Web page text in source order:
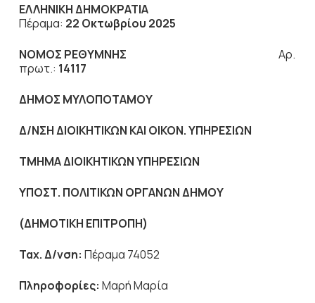
ΕΛΛΗΝΙΚΗ ΔΗΜΟΚΡΑΤΙΑ
Πέραμα: 22 Οκτωβρίου 2025
ΝΟΜΟΣ ΡΕΘΥΜΝΗΣ Αρ.
πρωτ.: 14117
ΔΗΜΟΣ ΜΥΛΟΠΟΤΑΜΟΥ
Δ/ΝΣΗ ΔΙΟΙΚΗΤΙΚΩΝ ΚΑΙ ΟΙΚΟΝ. ΥΠΗΡΕΣΙΩΝ
ΤΜΗΜΑ ΔΙΟΙΚΗΤΙΚΩΝ ΥΠΗΡΕΣΙΩΝ
ΥΠΟΣΤ. ΠΟΛΙΤΙΚΩΝ ΟΡΓΑΝΩΝ ΔΗΜΟΥ
(ΔΗΜΟΤΙΚΗ ΕΠΙΤΡΟΠΗ)
Ταχ. Δ/νση: Πέραμα 74052
Πληροφορίες: Μαρή Μαρία